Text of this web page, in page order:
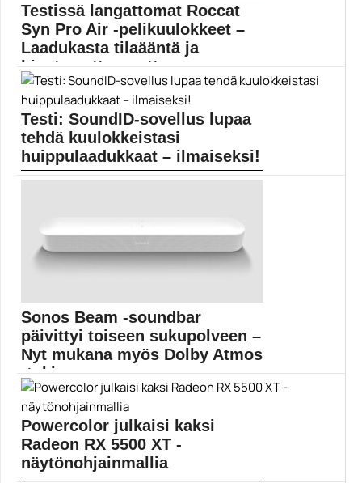
Testissä langattomat Roccat
Syn Pro Air -pelikuulokkeet –
Laadukasta tilaääntä ja
hiostamattomuutta,...
Turtle Beach Audion nykyisin omistama Roccat on
tuonut...
Muut tietotekniikkalaitteet
Testi: SoundID-sovellus lupaa
tehdä kuulokkeistasi
huippulaadukkaat – ilmaiseksi!
Sonos Beam -soundbar
päivittyi toiseen sukupolveen –
Nyt mukana myös Dolby Atmos
-tuki
Uusi Sonos Beam (Gen 2) -soundbar ei ulkonäöltään...
Elokuvauutiset
Powercolor julkaisi kaksi
Radeon RX 5500 XT -
näytönohjainmallia